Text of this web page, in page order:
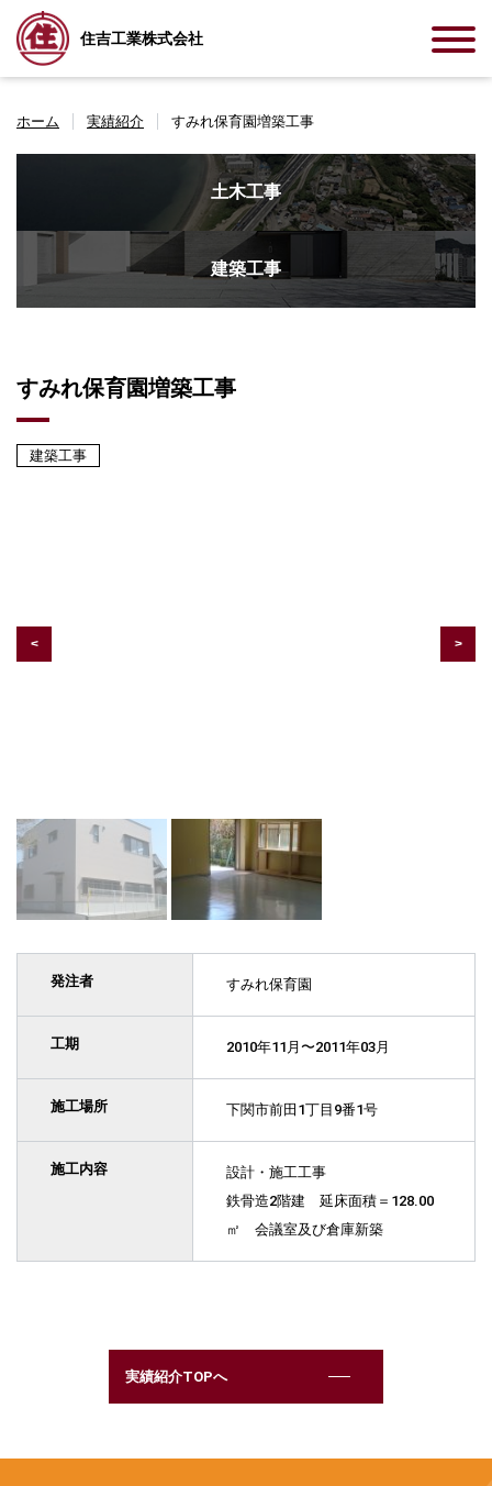
住吉工業株式会社
ホーム 実績紹介 すみれ保育園増築工事
土木工事
建築工事
すみれ保育園増築工事
建築工事
発注者 すみれ保育園
工期 2010年11月〜2011年03月
施工場所 下関市前田1丁目9番1号
施工内容
設計・施工工事
鉄骨造2階建 延床面積＝128.00
㎡ 会議室及び倉庫新築
実績紹介TOPへ